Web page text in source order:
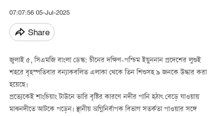
07:07:56 05-Jul-2025
Share
জুলাই ৫, সিএমজি বাংলা ডেস্ক: চীনের দক্ষিণ-পশ্চিম ইয়ুননান প্রদেশের লুশুই
শহরে বৃহস্পতিবার বন্যাকবলিত এলাকা থেকে তিন শিশুসহ ৯ জনকে উদ্ধার করা
হয়েছে।
প্রত্যেকেই শাংচিয়াং টাউনে ভারি বৃষ্টির কারণে নদীর পানি হঠাৎ বেড়ে যাওয়ায়
মাঝনদীতে আটকে পড়েন। স্থানীয় অগ্নিনির্বাপক বিভাগ সতর্কতা পাওয়ার সঙ্গে